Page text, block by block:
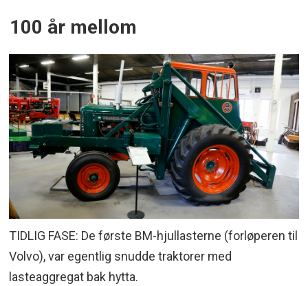
100 år mellom
TIDLIG FASE: De første BM-hjullasterne (forløperen til
Volvo), var egentlig snudde traktorer med
lasteaggregat bak hytta.